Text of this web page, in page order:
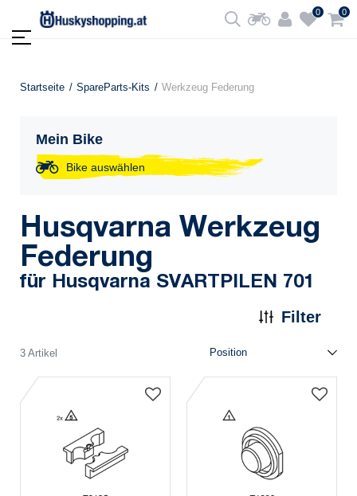
0 0
Startseite SpareParts-Kits Werkzeug Federung
Mein Bike
Bike auswählen
Husqvarna Werkzeug
Federung
für Husqvarna SVARTPILEN 701
Filter
3 Artikel